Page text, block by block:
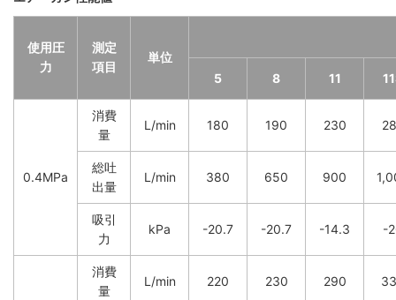
使用圧
力
測定
項目
単位
5
8 11
0.4MPa
消費
量
L/min 180 190 230
総吐
出量
L/min 380 650 900
吸引
力
kPa -20.7 -20.7 -14.3 -
消費
量
L/min 220 230 290